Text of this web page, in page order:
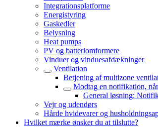
Integrationsplatforme
Energistyring
Gaskedler
Belysning
Heat pumps
PV og batteriomformere
Vinduer og vinduesafdækninger
Ventilation
Betjening af multizone
Modtag en notifikation,
General løsning:
Vejr og udendørs
Hårde hvidevarer og
Hvilket mærke ønsker du at tilslutte?